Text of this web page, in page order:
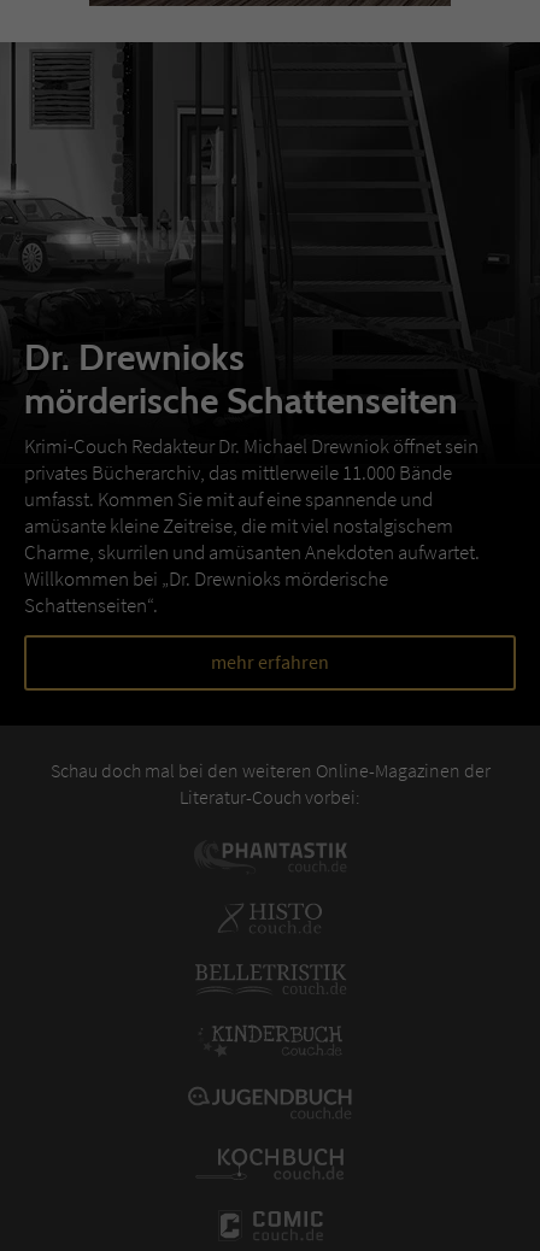
Dr. Drewnioks
mörderische Schattenseiten
Krimi-Couch Redakteur Dr. Michael Drewniok öffnet sein
privates Bücherarchiv, das mittlerweile 11.000 Bände
umfasst. Kommen Sie mit auf eine spannende und
amüsante kleine Zeitreise, die mit viel nostalgischem
Charme, skurrilen und amüsanten Anekdoten aufwartet.
Willkommen bei „Dr. Drewnioks mörderische
Schattenseiten“.
mehr erfahren
Schau doch mal bei den weiteren Online-Magazinen der
Literatur-Couch vorbei: